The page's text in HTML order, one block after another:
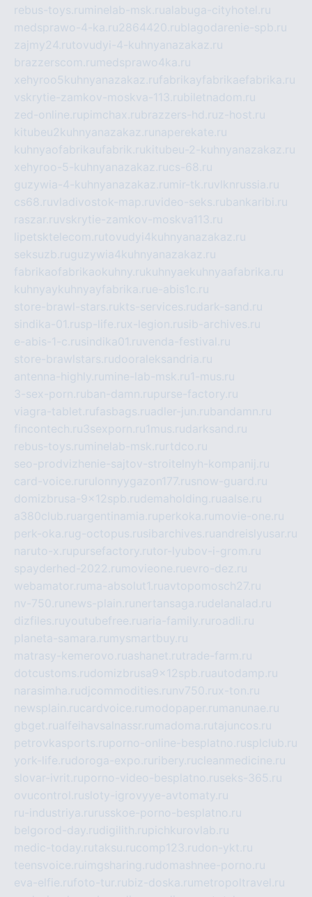
rebus-toys.ru minelab-msk.rualabuga-cityhotel.ru
medsprawo-4-ka.ru2864420.rublagodarenie-spb.ru
zajmy24.rutovudyi-4-kuhnyanazakaz.ru
brazzerscom.ru medsprawo4ka.ru
xehyroo5kuhnyanazakaz.rufabrikayfabrikaefabrika.ru
vskrytie-zamkov-moskva-113.rubiletnadom.ru
zed-online.rupimchax.rubrazzers-hd.ruz-host.ru
kitubeu2kuhnyanazakaz.ru naperekate.ru
kuhnyaofabrikaufabrik.rukitubeu-2-kuhnyanazakaz.ru
xehyroo-5-kuhnyanazakaz.rucs-68.ru
guzywia-4-kuhnyanazakaz.ru mir-tk.ruvlknrussia.ru
cs68.ruvladivostok-map.ruvideo-seks.rubankaribi.ru
raszar.ruvskrytie-zamkov-moskva113.ru
lipetsktelecom.rutovudyi4kuhnyanazakaz.ru
seksuzb.ruguzywia4kuhnyanazakaz.ru
fabrikaofabrikaokuhny.rukuhnyaekuhnyaafabrika.ru
kuhnyaykuhnyayfabrika.rue-abis1c.ru
store-brawl-stars.rukts-services.rudark-sand.ru
sindika-01.rusp-life.rux-legion.rusib-archives.ru
e-abis-1-c.rusindika01.ruvenda-festival.ru
store-brawlstars.rudooraleksandria.ru
antenna-highly.ru mine-lab-msk.ru1-mus.ru
3-sex-porn.ruban-damn.rupurse-factory.ru
viagra-tablet.rufasbags.ruadler-jun.rubandamn.ru
fincontech.ru3sexporn.ru1mus.rudarksand.ru
rebus-toys.ru minelab-msk.ru rtdco.ru
seo-prodvizhenie-sajtov-stroitelnyh-kompanij.ru
card-voice.ru rulonnyygazon177.rusnow-guard.ru
domizbrusa-9x12spb.rudemaholding.ruaalse.ru
a380club.ruargentinamia.ruperkoka.ru movie-one.ru
perk-oka.rug-octopus.rusibarchives.ruandreislyusar.ru
naruto-x.rupursefactory.rutor-lyubov-i-grom.ru
spayderhed-2022.ru movieone.ruevro-dez.ru
webamator.ru ma-absolut1.ruavtopomosch27.ru
nv-750.ru news-plain.ru nertansaga.rudelanalad.ru
dizfiles.ruyoutubefree.ruaria-family.ru roadli.ru
planeta-samara.ru mysmartbuy.ru
matrasy-kemerovo.ruashanet.rutrade-farm.ru
dotcustoms.rudomizbrusa9x12spb.ruautodamp.ru
narasimha.rudjcommodities.ru nv750.rux-ton.ru
newsplain.rucardvoice.ru modopaper.ru manunae.ru
gbget.rualfeihavsalnassr.ru madoma.rutajuncos.ru
petrovkasports.ruporno-online-besplatno.rusplclub.ru
york-life.rudoroga-expo.ru ribery.rucleanmedicine.ru
slovar-ivrit.ruporno-video-besplatno.ruseks-365.ru
ovucontrol.rusloty-igrovyye-avtomaty.ru
ru-industriya.ru russkoe-porno-besplatno.ru
belgorod-day.rudigilith.rupichkurovlab.ru
medic-today.rutaksu.rucomp123.rudon-ykt.ru
teensvoice.ru imgsharing.rudomashnee-porno.ru
eva-elfie.rufoto-tur.rubiz-doska.ru metropoltravel.ru